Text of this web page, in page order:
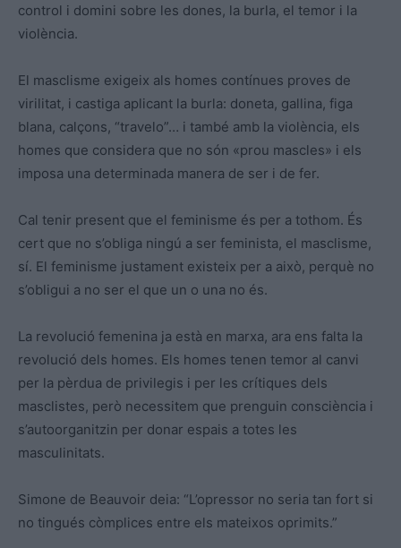
control i domini sobre les dones, la burla, el temor i la
violència.
El masclisme exigeix als homes contínues proves de
virilitat, i castiga aplicant la burla: doneta, gallina, figa
blana, calçons, “travelo”… i també amb la violència, els
homes que considera que no són «prou mascles» i els
imposa una determinada manera de ser i de fer.
Cal tenir present que el feminisme és per a tothom. És
cert que no s’obliga ningú a ser feminista, el masclisme,
sí. El feminisme justament existeix per a això, perquè no
s’obligui a no ser el que un o una no és.
La revolució femenina ja està en marxa, ara ens falta la
revolució dels homes. Els homes tenen temor al canvi
per la pèrdua de privilegis i per les crítiques dels
masclistes, però necessitem que prenguin consciència i
s’autoorganitzin per donar espais a totes les
masculinitats.
Simone de Beauvoir deia: “L’opressor no seria tan fort si
no tingués còmplices entre els mateixos oprimits.”